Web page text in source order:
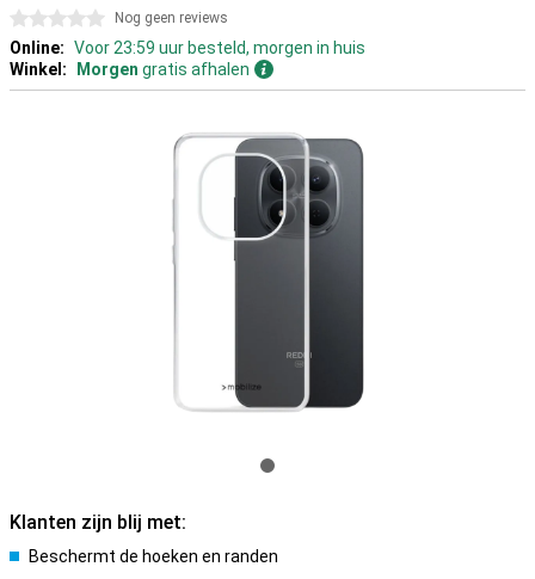
0 sterren Nog geen reviews
Online: Voor 23:59 uur besteld, morgen in huis
Winkel:
Morgen gratis afhalen
Klanten zijn blij met:
Beschermt de hoeken en randen